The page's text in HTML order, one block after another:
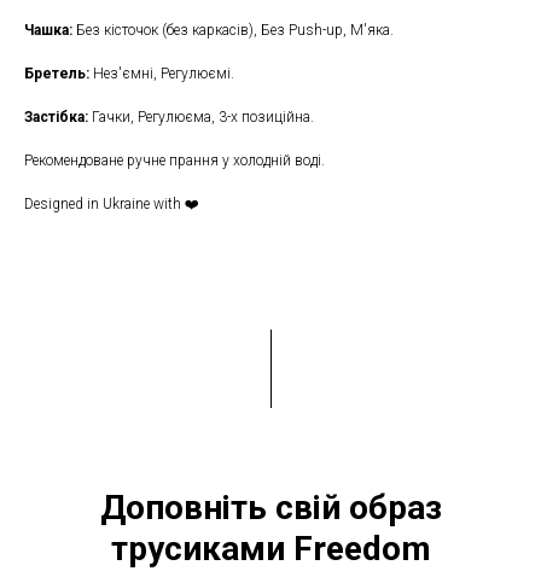
Чашка: Без кісточок (без каркасів), Без Push-up, М'яка.
Бретель: Нез'ємні, Регулюємі.
Застібка: Гачки, Регулюєма, 3-x позиційна.
Рекомендоване ручне прання у холодній воді.
Designed in Ukraine with ❤️
Доповніть свій образ
трусиками Freedom